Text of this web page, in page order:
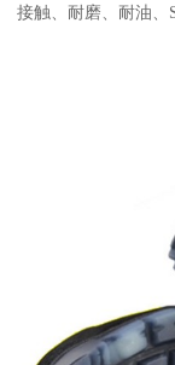
接触、耐磨、耐油、